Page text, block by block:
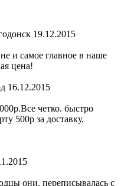
19.12.2015
и самое главное в наше
цена!
16.12.2015
четко. быстро
500р за доставку.
они, переписывалась с